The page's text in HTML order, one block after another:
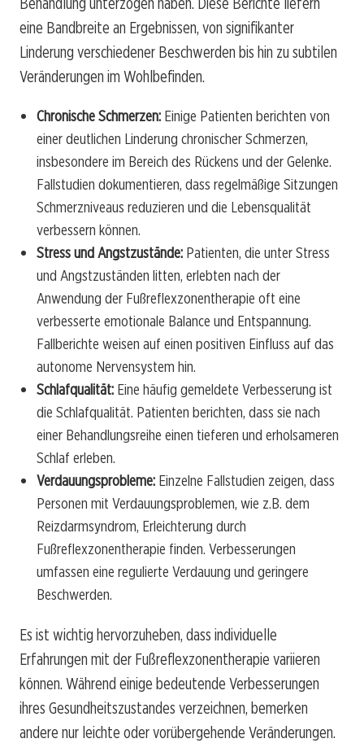
eine Bandbreite an Ergebnissen, von signifikanter
Linderung verschiedener Beschwerden bis hin zu subtilen
Veränderungen im Wohlbefinden.
Chronische Schmerzen: Einige Patienten berichten von
einer deutlichen Linderung chronischer Schmerzen,
insbesondere im Bereich des Rückens und der Gelenke.
Fallstudien dokumentieren, dass regelmäßige Sitzungen
Schmerzniveaus reduzieren und die Lebensqualität
verbessern können.
Stress und Angstzustände: Patienten, die unter Stress
und Angstzuständen litten, erlebten nach der
Anwendung der Fußreflexzonentherapie oft eine
verbesserte emotionale Balance und Entspannung.
Fallberichte weisen auf einen positiven Einfluss auf das
autonome Nervensystem hin.
Schlafqualität: Eine häufig gemeldete Verbesserung ist
die Schlafqualität. Patienten berichten, dass sie nach
einer Behandlungsreihe einen tieferen und erholsameren
Schlaf erleben.
Verdauungsprobleme: Einzelne Fallstudien zeigen, dass
Personen mit Verdauungsproblemen, wie z.B. dem
Reizdarmsyndrom, Erleichterung durch
Fußreflexzonentherapie finden. Verbesserungen
umfassen eine regulierte Verdauung und geringere
Beschwerden.
Es ist wichtig hervorzuheben, dass individuelle
Erfahrungen mit der Fußreflexzonentherapie variieren
können. Während einige bedeutende Verbesserungen
ihres Gesundheitszustandes verzeichnen, bemerken
andere nur leichte oder vorübergehende Veränderungen.